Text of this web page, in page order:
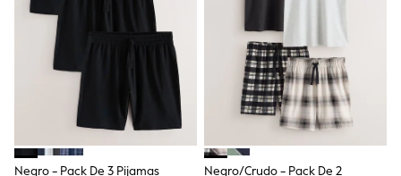
Cardigans
Skirts
New In
Nighties
Pyjamas
Robes
Blanket Hoodies
All Bags & Accessories
Negro - Pack De 3 Pijamas
Negro/crudo - Pack De 2